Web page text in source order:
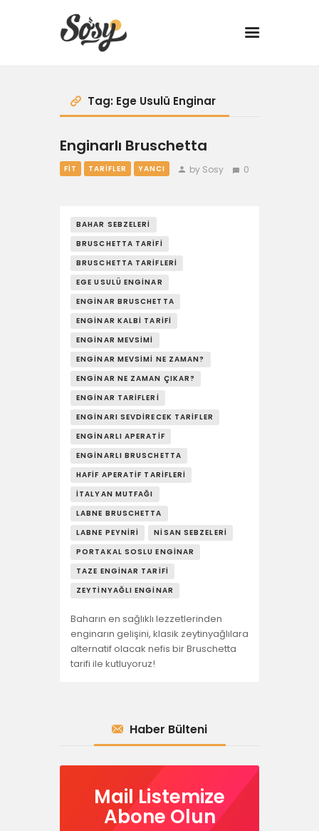
TARİFLER
MANGAL
YANCI
DRINK
BBQ 101
YAŞAM
SOSY’LE!
Tag: Ege Usulü Enginar
Enginarlı Bruschetta
FIT TARIFLER YANCI by Sosy 0
BAHAR SEBZELERI
BRUSCHETTA TARIFI
BRUSCHETTA TARIFLERI
EGE USULÜ ENGINAR
ENGINAR BRUSCHETTA
ENGINAR KALBI TARIFI
ENGINAR MEVSIMI
ENGINAR MEVSIMI NE ZAMAN?
ENGINAR NE ZAMAN ÇIKAR?
ENGINAR TARIFLERI
ENGINARI SEVDIRECEK TARIFLER
ENGINARLI APERATIF
ENGINARLI BRUSCHETTA
HAFIF APERATIF TARIFLERI
İTALYAN MUTFAĞI
LABNE BRUSCHETTA
LABNE PEYNIRI
NISAN SEBZELERI
PORTAKAL SOSLU ENGINAR
TAZE ENGINAR TARIFI
ZEYTINYAĞLI ENGINAR
Baharın en sağlıklı lezzetlerinden
enginarın gelişini, klasik zeytinyağlılara
alternatif olacak nefis bir Bruschetta
tarifi ile kutluyoruz!
Haber Bülteni
Mail Listemize
Abone Olun